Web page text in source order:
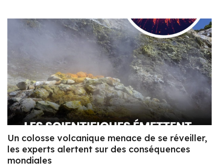
Un colosse volcanique menace de se réveiller,
les experts alertent sur des conséquences
mondiales